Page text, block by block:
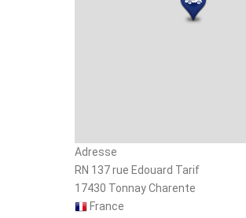
Adresse
RN 137 rue Edouard Tarif
17430 Tonnay Charente
France